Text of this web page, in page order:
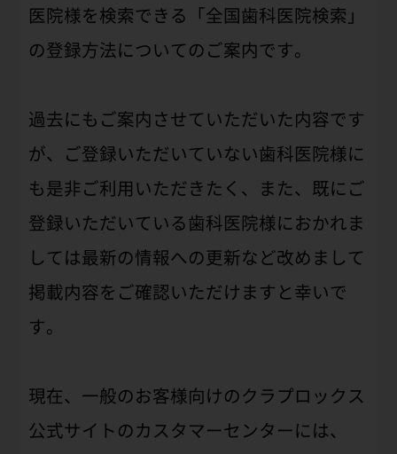
医院様を検索できる「全国歯科医院検索」
の登録方法についてのご案内です。
過去にもご案内させていただいた内容です
が、ご登録いただいていない歯科医院様に
も是非ご利用いただきたく、また、既にご
登録いただいている歯科医院様におかれま
しては最新の情報への更新など改めまして
掲載内容をご確認いただけますと幸いで
す。
現在、一般のお客様向けのクラプロックス
公式サイトのカスタマーセンターには、